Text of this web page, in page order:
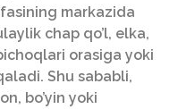
markazida
chap qo’l, elka,
orasiga yoki
Shu sababli,
bo’yin yoki